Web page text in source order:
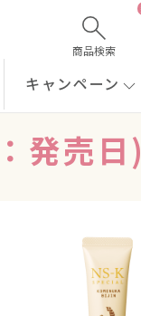
商品検索
キャンペーン
発売日)